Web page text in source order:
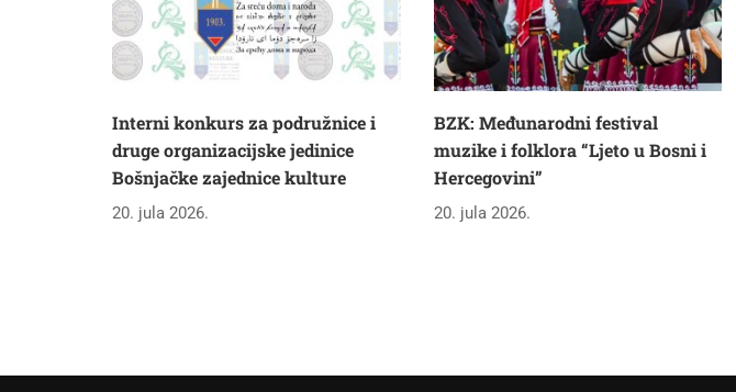
Interni konkurs za podružnice i
druge organizacijske jedinice
Bošnjačke zajednice kulture
20. jula 2026.
BZK: Međunarodni festival
muzike i folklora “Ljeto u Bosni i
Hercegovini”
20. jula 2026.